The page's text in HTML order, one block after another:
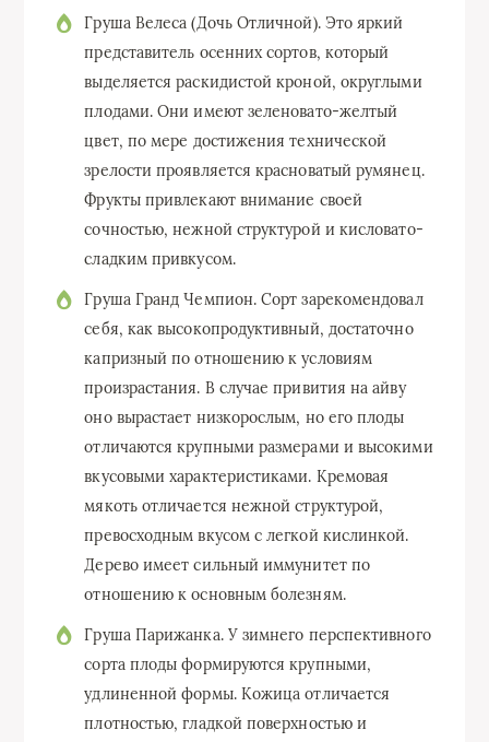
Груша Велеса (Дочь Отличной). Это яркий
представитель осенних сортов, который
выделяется раскидистой кроной, округлыми
плодами. Они имеют зеленовато-желтый
цвет, по мере достижения технической
зрелости проявляется красноватый румянец.
Фрукты привлекают внимание своей
сочностью, нежной структурой и кисловато-
сладким привкусом.
Груша Гранд Чемпион. Сорт зарекомендовал
себя, как высокопродуктивный, достаточно
капризный по отношению к условиям
произрастания. В случае привития на айву
оно вырастает низкорослым, но его плоды
отличаются крупными размерами и высокими
вкусовыми характеристиками. Кремовая
мякоть отличается нежной структурой,
превосходным вкусом с легкой кислинкой.
Дерево имеет сильный иммунитет по
отношению к основным болезням.
Груша Парижанка. У зимнего перспективного
сорта плоды формируются крупными,
удлиненной формы. Кожица отличается
плотностью, гладкой поверхностью и